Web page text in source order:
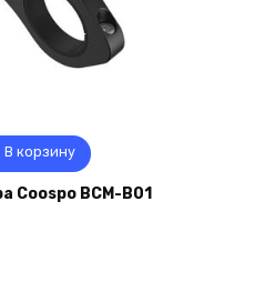
В корзину
BCM-B01